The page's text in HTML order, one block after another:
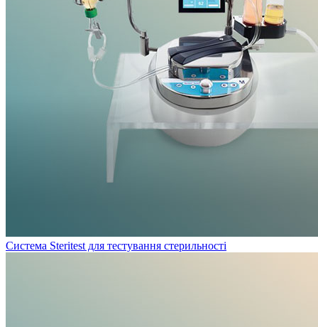
Система Steritest для тестування стерильності